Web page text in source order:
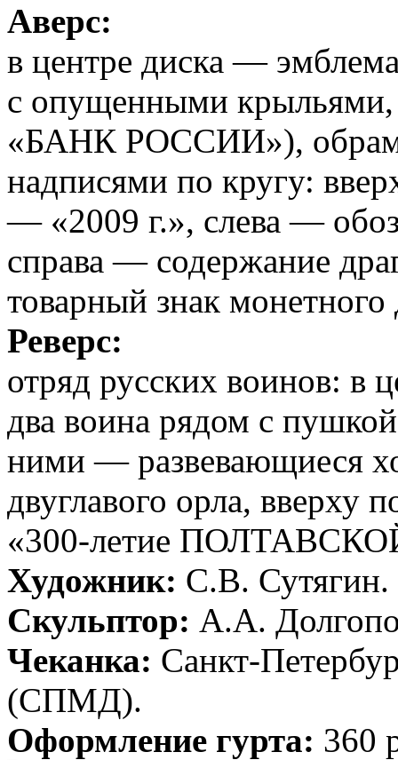
Аверс:
в центре диска —
с опущенными крыльями,
«БАНК РОССИИ»),
надписями по кругу:
— «2009 г.», слева —
справа — содержание
товарный знак монетного
Реверс:
отряд русских воинов: в
два воина рядом с
ними — развевающиеся
двуглавого орла,
«300-летие
Художник: С.В. Сутягин.
Скульптор: А.А.
Чеканка: Санкт-
(СПМД).
Оформление гурта: 360